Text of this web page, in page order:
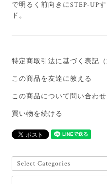
で明るく前向きにSTEP-UP
ド。
特定商取引法に基づく表記（
この商品を友達に教える
この商品について問い合わせ
買い物を続ける